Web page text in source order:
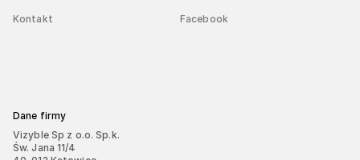
Kontakt Facebook
Dane firmy
Vizyble Sp z o.o. Sp.k.
Św. Jana 11/4